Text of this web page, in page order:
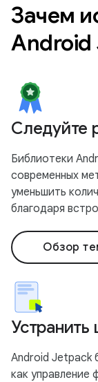
Зачем
Android
Следуйте
Библиотеки
современных
уменьшить
благодаря
Обзор
Android Jetpack
​​как управление